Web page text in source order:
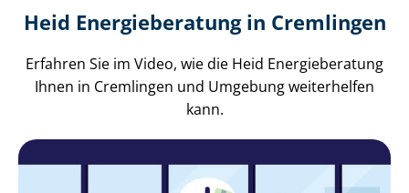
Heid Energieberatung in Cremlingen
Erfahren Sie im Video, wie die Heid Energieberatung
Ihnen in Cremlingen und Umgebung weiterhelfen
kann.